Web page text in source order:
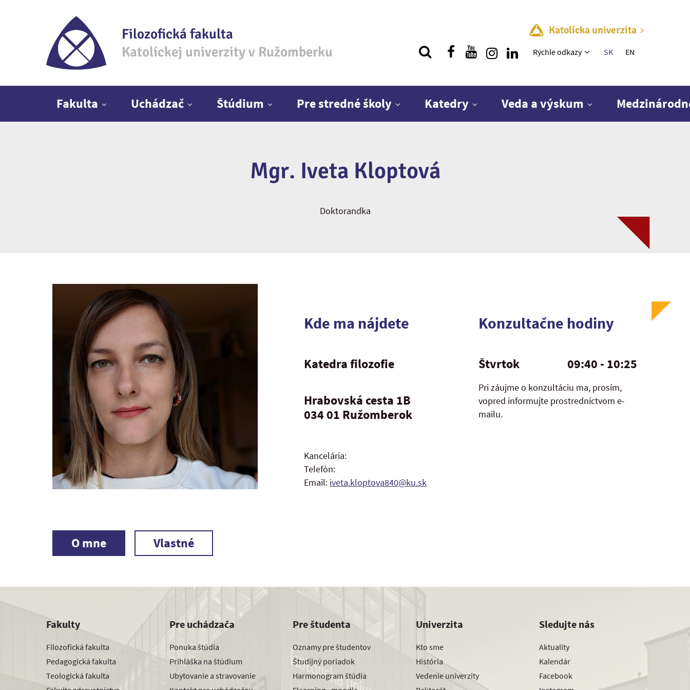
Filozofická fakulta
Katolíckej univerzity v Ružomberku
Katolícka univerzita
Rýchle menu
Rýchle odkazy SK EN
Fakulta Uchádzač Štúdium Pre stredné školy Katedry Veda a výskum
Mgr. Iveta Kloptová
Doktorandka
Kde ma nájdete
Katedra filozofie
Hrabovská cesta 1B
034 01 Ružomberok
Kancelária:
Telefón:
Email: iveta.kloptova840@ku.sk
Konzultačne hodiny
Štvrtok 09:40 - 10:25
Pri záujme o konzultáciu ma, prosím,
vopred informujte prostredníctvom e-
mailu.
O mne Vlastné
Fakulty
Filozofická fakulta
Pedagogická fakulta
Teologická fakulta
Pre uchádzača
Ponuka štúdia
Prihláška na štúdium
Ubytovanie a stravovanie
Pre študenta
Oznamy pre študentov
Študijný poriadok
Harmonogram štúdia
Univerzita
Kto sme
História
Vedenie univerzity
Sledujte nás
Aktuality
Kalendár
Facebook